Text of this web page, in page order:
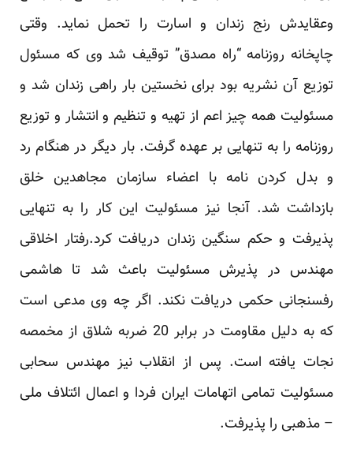
وعقایدش رنج زندان و اسارت را تحمل نماید. وقتی
چاپخانه روزنامه “راه مصدق” توقیف شد وی که مسئول
توزیع آن نشریه بود برای نخستین بار راهی زندان شد و
مسئولیت همه چیز اعم از تهیه و تنظیم و انتشار و توزیع
روزنامه را به تنهایی بر عهده گرفت. بار دیگر در هنگام رد
و بدل کردن نامه با اعضاء سازمان مجاهدین خلق
بازداشت شد. آنجا نیز مسئولیت این کار را به تنهایی
پذیرفت و حکم سنگین زندان دریافت کرد.رفتار اخلاقی
مهندس در پذیرش مسئولیت باعث شد تا هاشمی
رفسنجانی حکمی دریافت نکند. اگر چه وی مدعی است
که به دلیل مقاومت در برابر 20 ضربه شلاق از مخمصه
نجات یافته است. پس از انقلاب نیز مهندس سحابی
مسئولیت تمامی اتهامات ایران فردا و اعمال ائتلاف ملی
– مذهبی را پذیرفت.